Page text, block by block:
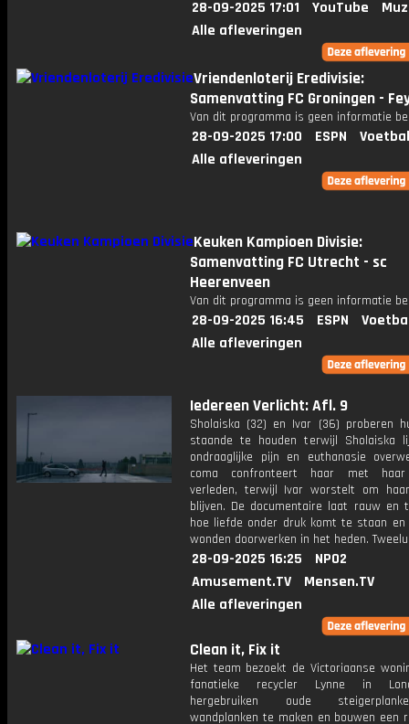
28-09-2025 17:01 YouTube
Alle afleveringen
Vriendenloterij Eredivisie:
Samenvatting FC Groningen -
Van dit programma is geen informatie
28-09-2025 17:00 ESPN
Alle afleveringen
Keuken Kampioen Divisie:
Samenvatting FC Utrecht - sc
Heerenveen
Van dit programma is geen informatie
28-09-2025 16:45 ESPN
Alle afleveringen
Iedereen Verlicht: Afl. 9
Sholaiska (32) en Ivar (36) proberen
staande te houden terwijl Sholaiska
ondraaglijke pijn en euthanasie
coma confronteert haar met haar
verleden, terwijl Ivar worstelt om
blijven. De documentaire laat rauw en
hoe liefde onder druk komt te staan en
wonden doorwerken in het heden.
28-09-2025 16:25
NPO2
Amusement.TV
Mensen.TV
Alle afleveringen
Clean it, Fix it
Het team bezoekt de Victoriaanse
fanatieke recycler Lynne in
hergebruiken oude
wandplanken te maken en bouwen een